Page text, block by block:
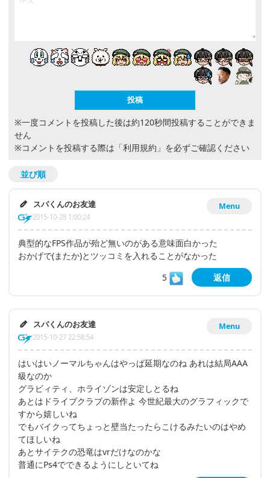
※一度コメントを投稿した後は約120秒間投稿することができま
せん
※コメントを投稿する際は 「利用規約」 を必ずご確認ください
並び順
Menu
スパくんのお友達
2015-10-28 1:00:24
典型的なFPS作品が殆ど無いのがある意味面白かった
おかげで(またか)とツッコミを入れることがなかった
5
返信
Menu
スパくんのお友達
2015-10-27 22:58:54
はいはいノーマルちゃんはやっぱ延期なのね あれは結局AAA
級なのか
グラビィティ、ホライゾンは安定しとるね
あとはドライブクラブの新作よ 今世紀最大のグラフィックで
すから嬉しいね
でもバイクってちょっと壁当たったらこけるみたいのはやめ
てほしいね
あとサイテクの恐竜はvrだけなのかな
普通にPs4でできるようにしといてね